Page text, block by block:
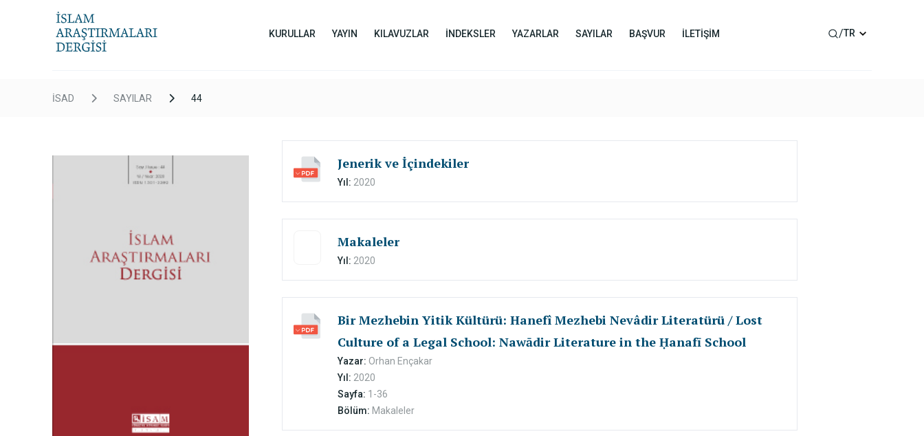
KURULLAR YAYIN KILAVUZLAR İNDEKSLER YAZARLAR SAYILAR BAŞVUR İLETİŞİM /TR
İSAD SAYILAR 44
Jenerik ve İçindekiler
Yıl: 2020
Makaleler
Yıl: 2020
Bir Mezhebin Yitik Kültürü: Hanefî Mezhebi Nevâdir Literatürü / Lost
Culture of a Legal School: Nawādir Literature in the Ḥanafī School
Yazar: Orhan Ençakar
Yıl: 2020
Sayfa: 1-36
Bölüm: Makaleler